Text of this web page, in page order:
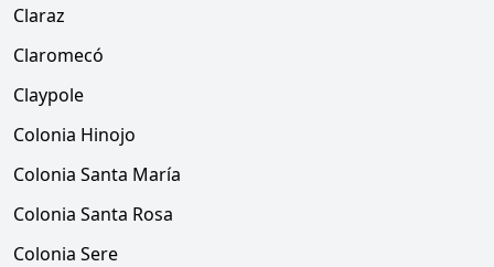
Claraz
Claromecó
Claypole
Colonia Hinojo
Colonia Santa María
Colonia Santa Rosa
Colonia Sere